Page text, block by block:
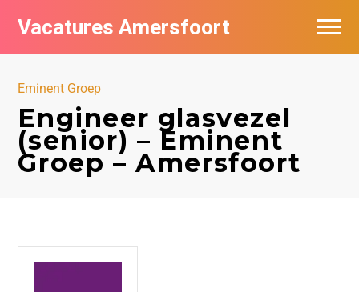
Vacatures Amersfoort
Eminent Groep
Engineer glasvezel
(senior) – Eminent
Groep – Amersfoort
Vacatures per bedrijf
De populairste vacatures in Amersfoort
Nieuwsbrief feed